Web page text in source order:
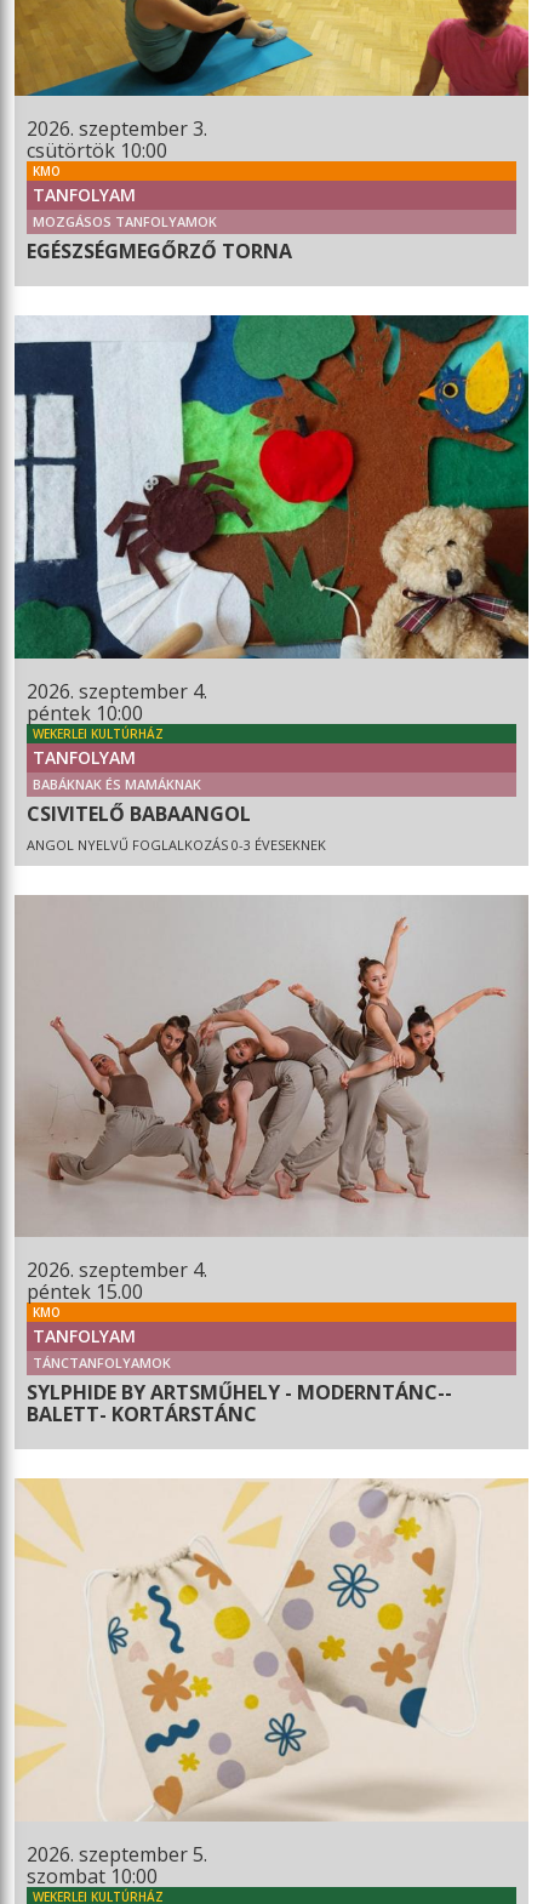
2026. szeptember 3.
csütörtök 10:00
KMO
TANFOLYAM
MOZGÁSOS TANFOLYAMOK
EGÉSZSÉGMEGŐRZŐ TORNA
2026. szeptember 4.
péntek 10:00
WEKERLEI KULTÚRHÁZ
TANFOLYAM
BABÁKNAK ÉS MAMÁKNAK
CSIVITELŐ BABAANGOL
ANGOL NYELVŰ FOGLALKOZÁS 0-3 ÉVESEKNEK
2026. szeptember 4.
péntek 15.00
KMO
TANFOLYAM
TÁNCTANFOLYAMOK
SYLPHIDE BY ARTSMŰHELY - MODERNTÁNC--
BALETT- KORTÁRSTÁNC
2026. szeptember 5.
szombat 10:00
WEKERLEI KULTÚRHÁZ